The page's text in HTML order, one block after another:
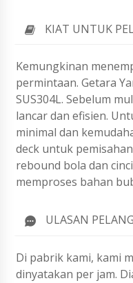
KIAT UNTUK
Kemungkinan
permintaan. Getara
SUS304L. Sebelum
lancar dan efisien.
minimal dan
deck untuk
rebound bola dan
memproses bahan
ULASAN
Di pabrik kami, kami
dinyatakan per jam.